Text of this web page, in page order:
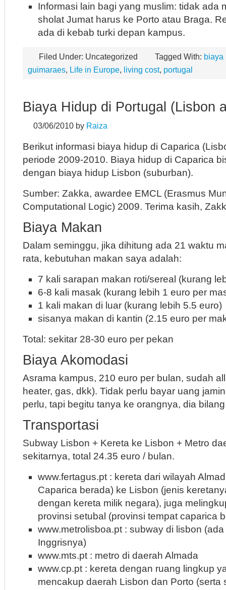
Informasi lain bagi yang muslim: tidak ada
sholat Jumat harus ke Porto atau Braga.
ada di kebab turki depan kampus.
Filed Under: Uncategorized Tagged With: biaya
guimaraes, Life in Europe, living cost, portugal
Biaya Hidup di Portugal (Lisbon
03/06/2010 by Raiza
Berikut informasi biaya hidup di Caparica
periode 2009-2010. Biaya hidup di Caparica
dengan biaya hidup Lisbon (suburban).
Sumber: Zakka, awardee EMCL (Erasmus
Computational Logic) 2009. Terima kasih,
Biaya Makan
Dalam seminggu, jika dihitung ada 21 waktu
rata, kebutuhan makan saya adalah:
7 kali sarapan makan roti/sereal (kurang
6-8 kali masak (kurang lebih 1 euro per
1 kali makan di luar (kurang lebih 5.5 euro)
sisanya makan di kantin (2.15 euro per
Total: sekitar 28-30 euro per pekan
Biaya Akomodasi
Asrama kampus, 210 euro per bulan, sudah
heater, gas, dkk). Tidak perlu bayar uang
perlu, tapi begitu tanya ke orangnya, dia
Transportasi
Subway Lisbon + Kereta ke Lisbon + Metro
sekitarnya, total 24.35 euro / bulan.
www.fertagus.pt : kereta dari wilayah
Caparica berada) ke Lisbon (jenis
dengan kereta milik negara), juga
provinsi setubal (provinsi tempat caparica
www.metrolisboa.pt : subway di lisbon
Inggrisnya)
www.mts.pt : metro di daerah Almada
www.cp.pt : kereta dengan ruang lingkup
mencakup daerah Lisbon dan Porto (serta